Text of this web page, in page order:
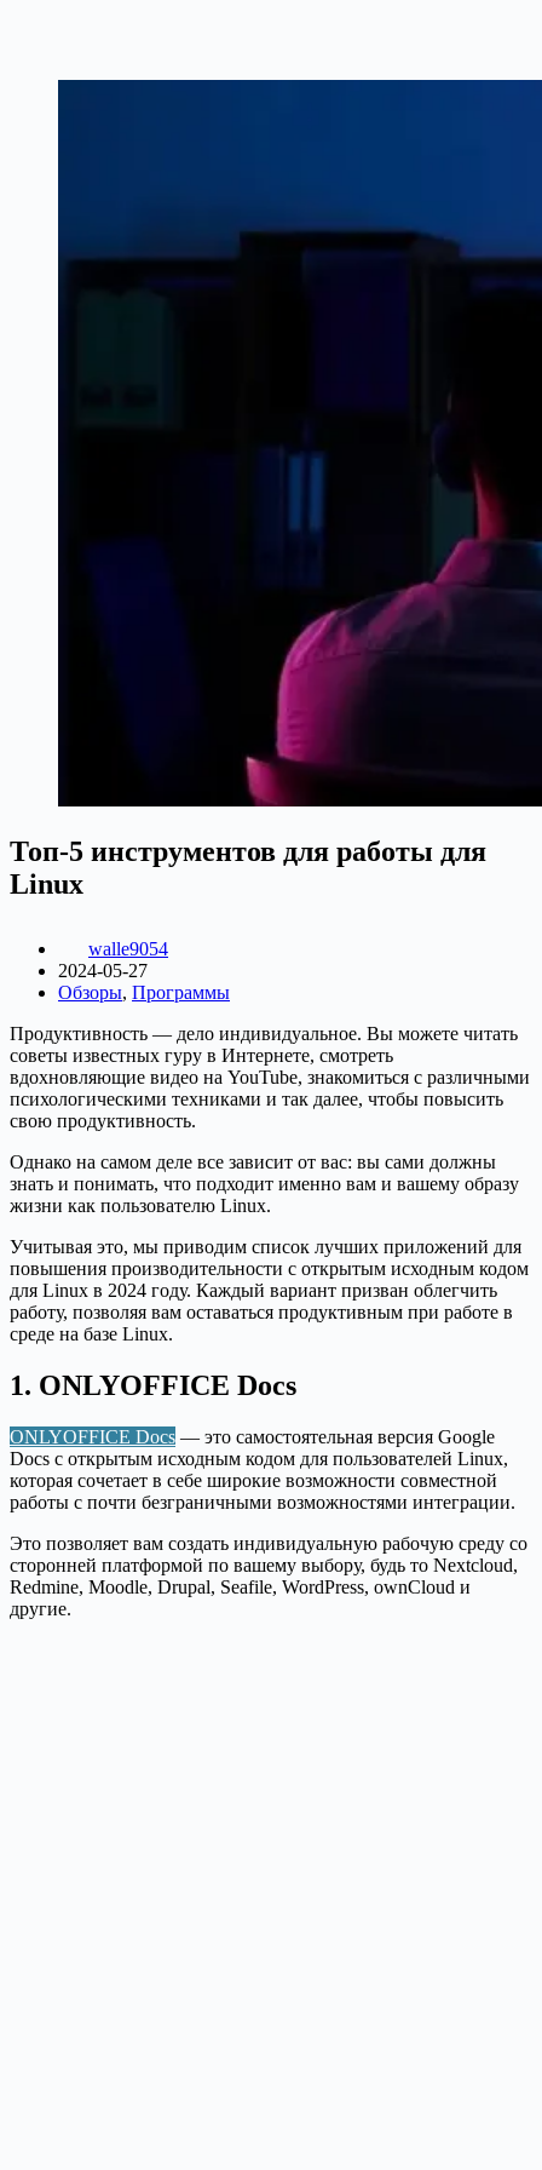
Топ-5 инструментов для работы для
Linux
walle9054
2024-05-27
Обзоры, Программы
Продуктивность — дело индивидуальное. Вы можете читать
советы известных гуру в Интернете, смотреть
вдохновляющие видео на YouTube, знакомиться с различными
психологическими техниками и так далее, чтобы повысить
свою продуктивность.
Однако на самом деле все зависит от вас: вы сами должны
знать и понимать, что подходит именно вам и вашему образу
жизни как пользователю Linux.
Учитывая это, мы приводим список лучших приложений для
повышения производительности с открытым исходным кодом
для Linux в 2024 году. Каждый вариант призван облегчить
работу, позволяя вам оставаться продуктивным при работе в
среде на базе Linux.
1. ONLYOFFICE Docs
ONLYOFFICE Docs — это самостоятельная версия Google
Docs с открытым исходным кодом для пользователей Linux,
которая сочетает в себе широкие возможности совместной
работы с почти безграничными возможностями интеграции.
Это позволяет вам создать индивидуальную рабочую среду со
сторонней платформой по вашему выбору, будь то Nextcloud,
Redmine, Moodle, Drupal, Seafile, WordPress, ownCloud и
другие.